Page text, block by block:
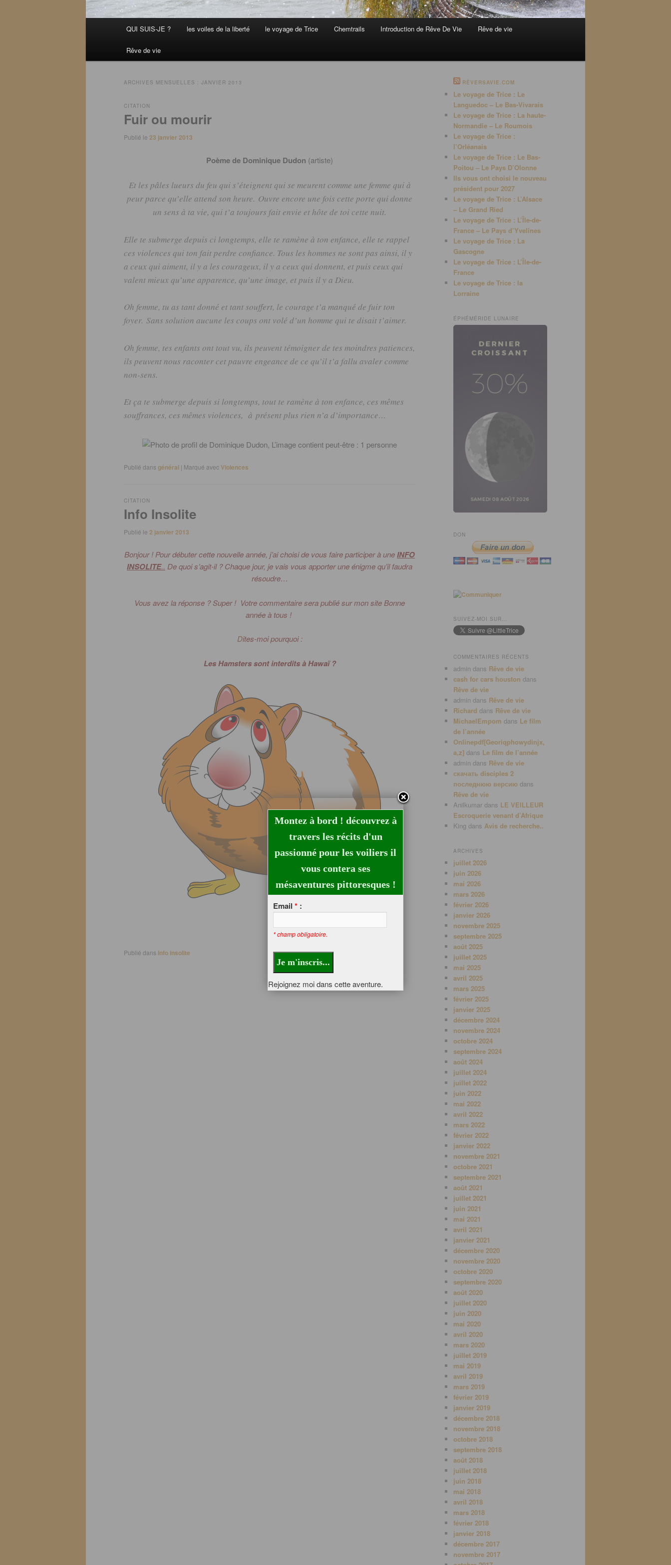
QUI SUIS-JE ? les voiles de la liberté le voyage de Trice Chemtrails Introduction de Rêve De Vie Rêve de vie
Rêve de vie
ARCHIVES MENSUELLES : JANVIER 2013
Fuir ou mourir
CITATION
Publié le 23 janvier 2013
Poème de Dominique Dudon (artiste)
Et les pâles lueurs du feu qui s’éteignent qui se meurent comme une femme qui à
peur parce qu’elle attend son heure. Ouvre encore une fois cette porte qui donne
un sens à ta vie, qui t’a toujours fait envie et hôte de toi cette nuit.
Elle te submerge depuis ci longtemps, elle te ramène à ton enfance, elle te rappel
ces violences qui ton fait perdre confiance. Tous les hommes ne sont pas ainsi, il y
a ceux qui aiment, il y a les courageux, il y a ceux qui donnent, et puis ceux qui
valent mieux qu’une apparence, qu’une image, et puis il y a Dieu.
Oh femme, tu as tant donné et tant souffert, le courage t’a manqué de fuir ton
foyer. Sans solution aucune les coups ont volé d’un homme qui te disait t’aimer.
Oh femme, tes enfants ont tout vu, ils peuvent témoigner de tes moindres patiences,
ils peuvent nous raconter cet pauvre engeance de ce qu’il t’a fallu avaler comme
non-sens.
Et ça te submerge depuis si longtemps, tout te ramène à ton enfance, ces mêmes
souffrances, ces mêmes violences, à présent plus rien n’a d’importance…
Publié dans général | Marqué avec Violences
Info Insolite
CITATION
Publié le 2 janvier 2013
Bonjour ! Pour débuter cette nouvelle année, j’ai choisi de vous faire participer à uneINFO
INSOLITE.. De quoi s’agit-il ? Chaque jour, je vais vous apporter une énigme qu’il faudra
résoudre…
Vous avez la réponse ? Super ! Votre commentaire sera publié sur mon site Bonne
année à tous !
Dites-moi pourquoi :
Les Hamsters sont interdits à Hawaï ?
Publié dans Info insolite
RÊVERSAVIE.COM
Le voyage de Trice : Le
Languedoc – Le Bas-Vivarais
Le voyage de Trice : La haute-
Normandie – Le Roumois
Le voyage de Trice :
l’Orléanais
Le voyage de Trice : Le Bas-
Poitou – Le Pays D’Olonne
Ils vous ont choisi le nouveau
président pour 2027
Le voyage de Trice : L’Alsace
– Le Grand Ried
Le voyage de Trice : L’Île-de-
France – Le Pays d’Yvelines
Le voyage de Trice : La
Gascogne
Le voyage de Trice : L’Île-de-
France
Le voyage de Trice : la
Lorraine
ÉPHÉMÉRIDE LUNAIRE
DON
SUIVEZ-MOI SUR…
COMMENTAIRES RÉCENTS
admin dans Rêve de vie
cash for cars houston dans
Rêve de vie
admin dans Rêve de vie
Richard dans Rêve de vie
MichaelEmpom dans Le film
de l’année
Onlinepdf[Georiqphowydinjx,
a,z] dans Le film de l’année
admin dans Rêve de vie
скачать disciples 2
последнюю версию dans
Rêve de vie
Anilkumar dans LE VEILLEUR
Escroquerie venant d’Afrique
King dans Avis de recherche..
ARCHIVES
juillet 2026
juin 2026
mai 2026
mars 2026
février 2026
janvier 2026
novembre 2025
septembre 2025
août 2025
juillet 2025
mai 2025
avril 2025
mars 2025
février 2025
janvier 2025
décembre 2024
novembre 2024
octobre 2024
septembre 2024
août 2024
juillet 2024
juillet 2022
juin 2022
mai 2022
avril 2022
mars 2022
février 2022
janvier 2022
novembre 2021
octobre 2021
septembre 2021
août 2021
juillet 2021
juin 2021
mai 2021
avril 2021
janvier 2021
décembre 2020
novembre 2020
octobre 2020
septembre 2020
août 2020
juillet 2020
juin 2020
mai 2020
avril 2020
mars 2020
juillet 2019
mai 2019
avril 2019
mars 2019
février 2019
janvier 2019
décembre 2018
novembre 2018
octobre 2018
septembre 2018
août 2018
juillet 2018
juin 2018
mai 2018
avril 2018
mars 2018
février 2018
janvier 2018
décembre 2017
novembre 2017
Montez à bord ! découvrez à
travers les récits d'un
passionné pour les voiliers il
vous contera ses
mésaventures pittoresques !
Email * :
* champ obligatoire.
Rejoignez moi dans cette aventure.